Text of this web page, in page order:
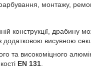
монтажу,
конструкції, драбину
висувною
та високоміцного
EN 131